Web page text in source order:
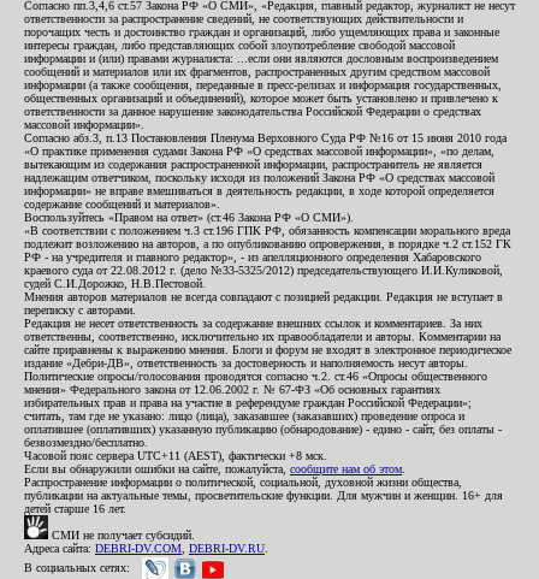
Согласно пп.3,4,6 ст.57 Закона РФ «О СМИ», «Редакция, главный редактор, журналист не несут
ответственности за распространение сведений, не соответствующих действительности и
порочащих честь и достоинство граждан и организаций, либо ущемляющих права и законные
интересы граждан, либо представляющих собой злоупотребление свободой массовой
информации и (или) правами журналиста: ...если они являются дословным воспроизведением
сообщений и материалов или их фрагментов, распространенных другим средством массовой
информации (а также сообщения, переданные в пресс-релизах и информация государственных,
общественных организаций и объединений), которое может быть установлено и привлечено к
ответственности за данное нарушение законодательства Российской Федерации о средствах
массовой информации».
Согласно абз.3, п.13 Постановления Пленума Верховного Суда РФ №16 от 15 июня 2010 года
«О практике применения судами Закона РФ «О средствах массовой информации», «по делам,
вытекающим из содержания распространенной информации, распространитель не является
надлежащим ответчиком, поскольку исходя из положений Закона РФ «О средствах массовой
информации» не вправе вмешиваться в деятельность редакции, в ходе которой определяется
содержание сообщений и материалов».
Воспользуйтесь «Правом на ответ» (ст.46 Закона РФ «О СМИ»).
«В соответствии с положением ч.3 ст.196 ГПК РФ, обязанность компенсации морального вреда
подлежит возложению на авторов, а по опубликованию опровержения, в порядке ч.2 ст.152 ГК
РФ - на учредителя и главного редактор», - из апелляционного определения Хабаровского
краевого суда от 22.08.2012 г. (дело №33-5325/2012) председательствующего И.И.Куликовой,
судей С.И.Дорожко, Н.В.Пестовой.
Мнения авторов материалов не всегда совпадают с позицией редакции. Редакция не вступает в
переписку с авторами.
Редакция не несет ответственность за содержание внешних ссылок и комментариев. За них
ответственны, соответственно, исключительно их правообладатели и авторы. Комментарии на
сайте приравнены к выражению мнения. Блоги и форум не входят в электронное периодическое
издание «Дебри-ДВ», ответственность за достоверность и наполняемость несут авторы.
Политические опросы/голосования проводятся согласно ч.2. ст.46 «Опросы общественного
мнения» Федерального закона от 12.06.2002 г. № 67-ФЗ «Об основных гарантиях
избирательных прав и права на участие в референдуме граждан Российской Федерации»;
считать, там где не указано: лицо (лица), заказавшее (заказавших) проведение опроса и
оплатившее (оплативших) указанную публикацию (обнародование) - едино - сайт, без оплаты -
безвозмездно/бесплатно.
Часовой пояс сервера UTC+11 (AEST), фактически +8 мск.
Если вы обнаружили ошибки на сайте, пожалуйста, сообщите нам об этом
Распространение информации о политической, социальной, духовной жизни общества,
публикации на актуальные темы, просветительские функции. Для мужчин и женщин. 16+ для
детей старше 16 лет.
СМИ не получает субсидий.
Адреса сайта: DEBRI-DV.COM DEBRI-DV.RU
В социальных сетях: